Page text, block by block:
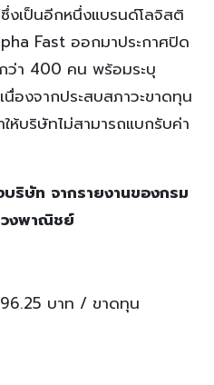
งเป็นอีกหนึ่งแบรนด์โลจิสติ
Fast ออกมาประกาศปิด
ว่า 400 คน พร้อมระบุ
นื่องจากประสบสภาวะขาดทุน
ห้บริษัทไม่สามารถแบกรับค่า
ริษัท จากรายงานของกรม
งพาณิชย์
บาท / ขาดทุน